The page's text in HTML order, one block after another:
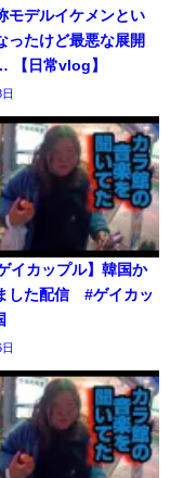
モデルイケメンとい
ったけど最悪な展開
【日常vlog】
イカップル】韓国か
した配信 #ゲイカッ